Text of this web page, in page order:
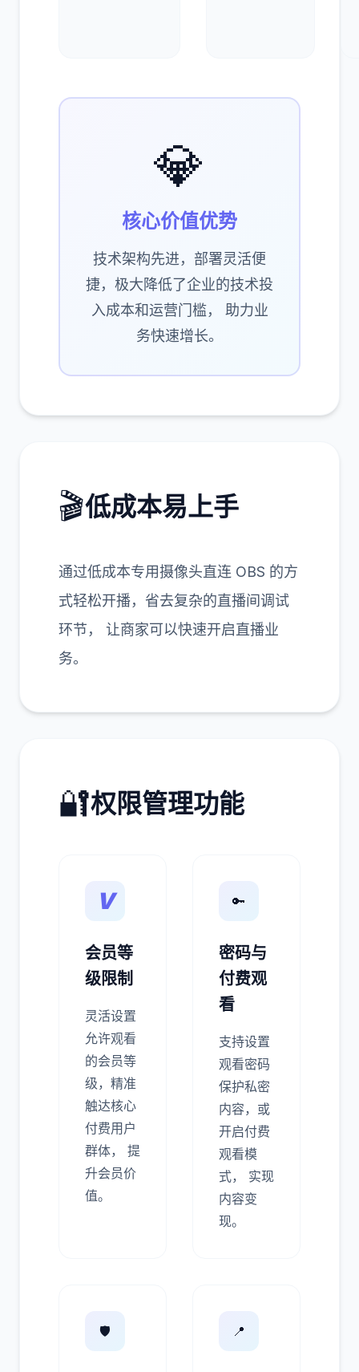
9
1
3
8
7
5
6
4
6
4
0
8
3
9
5
4
9
6
5
3
4
8
8
3
3
7
8
3
7
3
💎
核心价值优势
技术架构先进，部署灵活便
捷，极大降低了企业的技术投
入成本和运营门槛， 助力业
务快速增长。
🎬低成本易上手
通过低成本专用摄像头直连 OBS 的方
式轻松开播，省去复杂的直播间调试
环节， 让商家可以快速开启直播业
务。
🔐权限管理功能
V
会员等
级限制
灵活设置
允许观看
的会员等
级，精准
触达核心
付费用户
群体， 提
升会员价
值。
🔑
密码与
付费观
看
支持设置
观看密码
保护私密
内容，或
开启付费
观看模
式， 实现
内容变
现。
🛡️ 📍